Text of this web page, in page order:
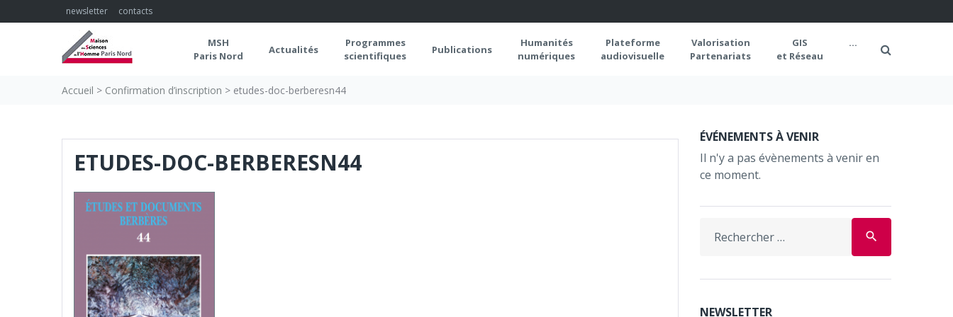
to
newsletter contacts
MSH
Paris Nord
Actualités
Programmes
scientifiques
Publications
Humanités
numériques
Plateforme
audiovisuelle
Valorisation
Partenariats
GIS
et Réseau
...
Accueil > Confirmation d’inscription > etudes-doc-berberesn44
ETUDES-DOC-BERBERESN44
ÉVÉNEMENTS À VENIR
Il n'y a pas évènements à venir en
ce moment.
for:
search
NEWSLETTER